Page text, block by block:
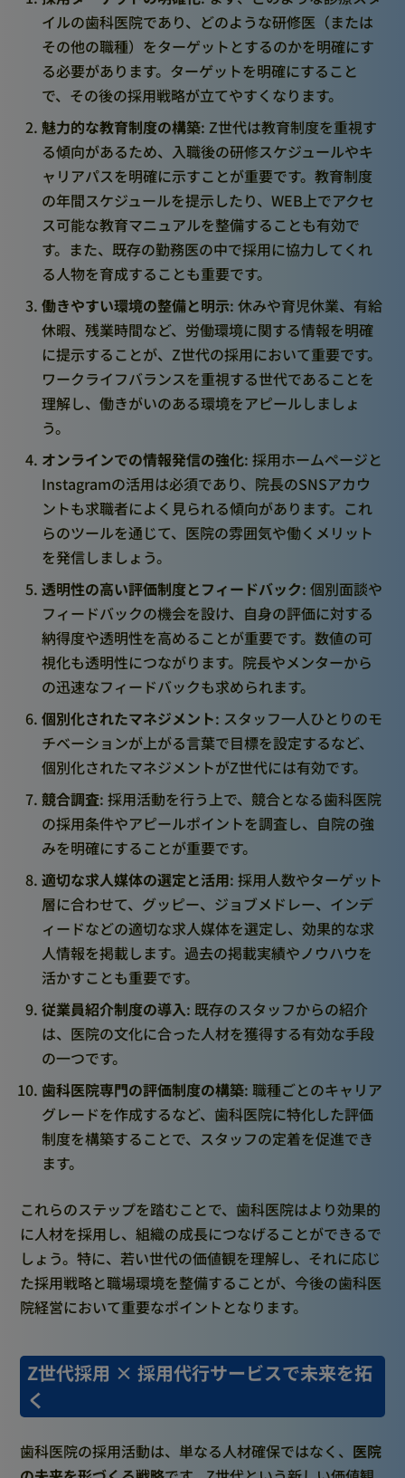
イルの歯科医院であり、どのような研修医（または
その他の職種）をターゲットとするのかを明確にす
る必要があります。ターゲットを明確にすること
で、その後の採用戦略が立てやすくなります。
魅力的な教育制度の構築: Z世代は教育制度を重視す
る傾向があるため、入職後の研修スケジュールやキ
ャリアパスを明確に示すことが重要です。教育制度
の年間スケジュールを提示したり、WEB上でアクセ
ス可能な教育マニュアルを整備することも有効で
す。また、既存の勤務医の中で採用に協力してくれ
る人物を育成することも重要です。
働きやすい環境の整備と明示: 休みや育児休業、有給
休暇、残業時間など、労働環境に関する情報を明確
に提示することが、Z世代の採用において重要です。
ワークライフバランスを重視する世代であることを
理解し、働きがいのある環境をアピールしましょ
う。
オンラインでの情報発信の強化: 採用ホームページと
Instagramの活用は必須であり、院長のSNSアカウ
ントも求職者によく見られる傾向があります。これ
らのツールを通じて、医院の雰囲気や働くメリット
を発信しましょう。
透明性の高い評価制度とフィードバック: 個別面談や
フィードバックの機会を設け、自身の評価に対する
納得度や透明性を高めることが重要です。数値の可
視化も透明性につながります。院長やメンターから
の迅速なフィードバックも求められます。
個別化されたマネジメント: スタッフ一人ひとりのモ
チベーションが上がる言葉で目標を設定するなど、
個別化されたマネジメントがZ世代には有効です。
競合調査: 採用活動を行う上で、競合となる歯科医院
の採用条件やアピールポイントを調査し、自院の強
みを明確にすることが重要です。
適切な求人媒体の選定と活用: 採用人数やターゲット
層に合わせて、グッピー、ジョブメドレー、インデ
ィードなどの適切な求人媒体を選定し、効果的な求
人情報を掲載します。過去の掲載実績やノウハウを
活かすことも重要です。
従業員紹介制度の導入: 既存のスタッフからの紹介
は、医院の文化に合った人材を獲得する有効な手段
の一つです。
歯科医院専門の評価制度の構築: 職種ごとのキャリア
グレードを作成するなど、歯科医院に特化した評価
制度を構築することで、スタッフの定着を促進でき
ます。
これらのステップを踏むことで、歯科医院はより効果的
に人材を採用し、組織の成長につなげることができるで
しょう。特に、若い世代の価値観を理解し、それに応じ
た採用戦略と職場環境を整備することが、今後の歯科医
院経営において重要なポイントとなります。
Z世代採用 × 採用代行サービスで未来を拓
く
歯科医院の採用活動は、単なる人材確保ではなく、 医院